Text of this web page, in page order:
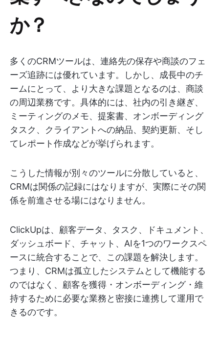
か？
多くのCRMツールは、連絡先の保存や商談のフェ
ーズ追跡には優れています。しかし、成長中のチ
ームにとって、より大きな課題となるのは、商談
の周辺業務です。具体的には、社内の引き継ぎ、
ミーティングのメモ、提案書、オンボーディング
タスク、クライアントへの納品、契約更新、そし
てレポート作成などが挙げられます。
こうした情報が別々のツールに分散していると、
CRMは関係の記録にはなりますが、実際にその関
係を前進させる場にはなりません。
ClickUpは、顧客データ、タスク、ドキュメント、
ダッシュボード、チャット、AIを1つのワークスペ
ースに統合することで、この課題を解決します。
つまり、CRMは孤立したシステムとして機能する
のではなく、顧客を獲得・オンボーディング・維
持するために必要な業務と密接に連携して運用で
きるのです。